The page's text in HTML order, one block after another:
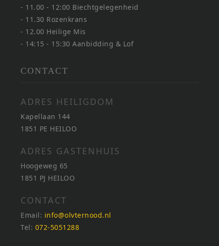
- 11.00 - 12:00 Biechtgelegenheid
- 11.30 Rozenkrans
- 12.00 Heilige Mis
- 14:15 - 15:30 Aanbidding & Lof
CONTACT
ADRES HEILIGDOM
Kapellaan 144
1851 PE HEILOO
ADRES GASTENHUIS
Hoogeweg 65
1851 PJ HEILOO
CONTACT
Email: info@olvternood.nl
Tel: 072-5051288